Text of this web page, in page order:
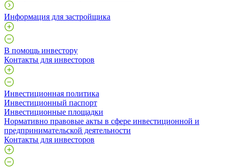
Информация для застройщика
В помощь инвестору
Контакты для инвесторов
Инвестиционная политика
Инвестиционный паспорт
Инвестиционные площадки
Нормативно правовые акты в сфере инвестиционной и
предпринимательской деятельности
Контакты для инвесторов